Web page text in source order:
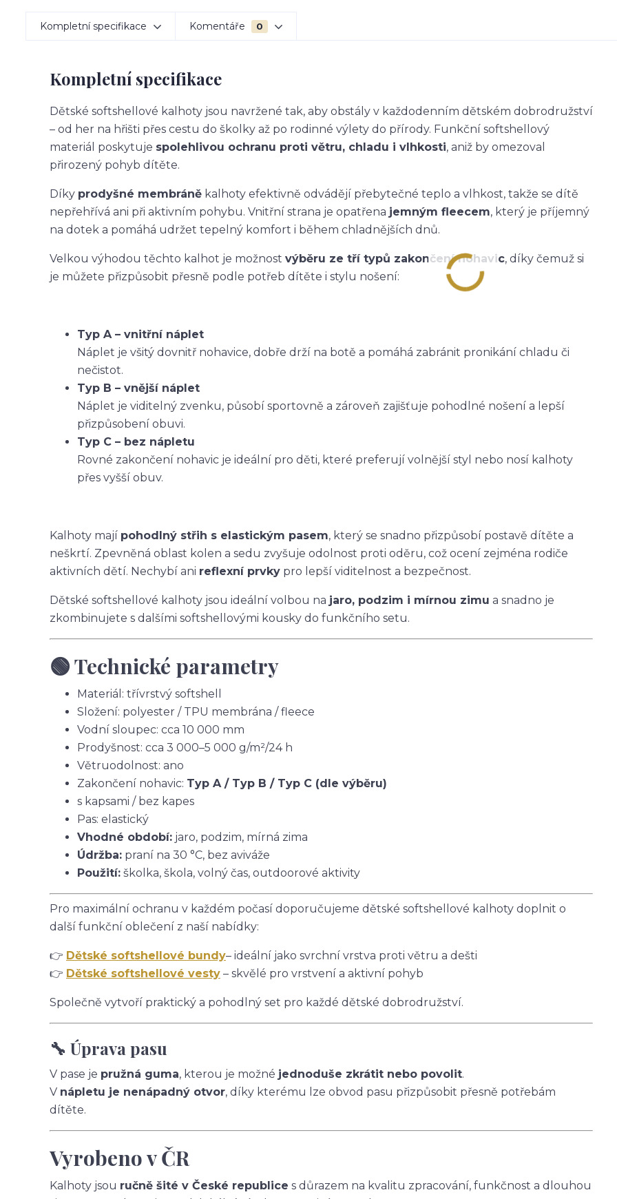
Kompletní specifikace Komentáře 0
Kompletní specifikace
Dětské softshellové kalhoty jsou navržené tak, aby obstály v každodenním dětském dobrodružství
– od her na hřišti přes cestu do školky až po rodinné výlety do přírody. Funkční softshellový
materiál poskytuje spolehlivou ochranu proti větru, chladu i vlhkosti, aniž by omezoval
přirozený pohyb dítěte.
Díky prodyšné membráně kalhoty efektivně odvádějí přebytečné teplo a vlhkost, takže se dítě
nepřehřívá ani při aktivním pohybu. Vnitřní strana je opatřena jemným fleecem, který je příjemný
na dotek a pomáhá udržet tepelný komfort i během chladnějších dnů.
Velkou výhodou těchto kalhot je možnost výběru ze tří typů zakončení nohavic, díky čemuž si
je můžete přizpůsobit přesně podle potřeb dítěte i stylu nošení:
Typ A – vnitřní náplet
Náplet je všitý dovnitř nohavice, dobře drží na botě a pomáhá zabránit pronikání chladu či
nečistot.
Typ B – vnější náplet
Náplet je viditelný zvenku, působí sportovně a zároveň zajišťuje pohodlné nošení a lepší
přizpůsobení obuvi.
Typ C – bez nápletu
Rovné zakončení nohavic je ideální pro děti, které preferují volnější styl nebo nosí kalhoty
přes vyšší obuv.
Kalhoty mají pohodlný střih s elastickým pasem, který se snadno přizpůsobí postavě dítěte a
neškrtí. Zpevněná oblast kolen a sedu zvyšuje odolnost proti oděru, což ocení zejména rodiče
aktivních dětí. Nechybí ani reflexní prvky pro lepší viditelnost a bezpečnost.
Dětské softshellové kalhoty jsou ideální volbou na jaro, podzim i mírnou zimu a snadno je
zkombinujete s dalšími softshellovými kousky do funkčního setu.
🟢 Technické parametry
Materiál: třívrstvý softshell
Složení: polyester / TPU membrána / fleece
Vodní sloupec: cca 10 000 mm
Prodyšnost: cca 3 000–5 000 g/m²/24 h
Větruodolnost: ano
Zakončení nohavic: Typ A / Typ B / Typ C (dle výběru)
s kapsami / bez kapes
Pas: elastický
Vhodné období: jaro, podzim, mírná zima
Údržba: praní na 30 °C, bez aviváže
Použití: školka, škola, volný čas, outdoorové aktivity
Pro maximální ochranu v každém počasí doporučujeme dětské softshellové kalhoty doplnit o
další funkční oblečení z naší nabídky:
👉 Dětské softshellové bundy– ideální jako svrchní vrstva proti větru a dešti
👉 Dětské softshellové vesty – skvělé pro vrstvení a aktivní pohyb
Společně vytvoří praktický a pohodlný set pro každé dětské dobrodružství.
🔧 Úprava pasu
V pase je pružná guma, kterou je možné jednoduše zkrátit nebo povolit.
V nápletu je nenápadný otvor, díky kterému lze obvod pasu přizpůsobit přesně potřebám
dítěte.
Vyrobeno v ČR
Kalhoty jsou ručně šité v České republice s důrazem na kvalitu zpracování, funkčnost a dlouhou